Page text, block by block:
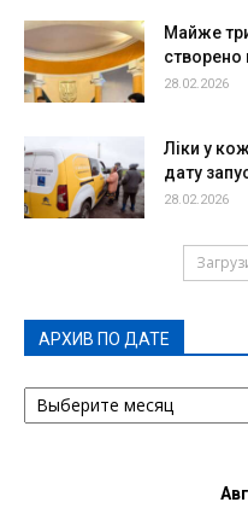
Майже
створено
28.02.2026
Ліки у
дату
28.02.2026
АРХИВ ПО ДАТЕ
АРХИВ
ПО